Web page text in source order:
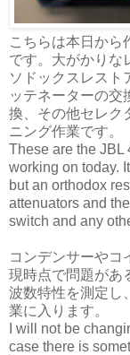
こちらは本日から
です。大がかりな
ソドックスレスト
ッテネーターの交
換、その他セレク
ニング作業です。
These are the JBL
working on today.
but an orthodox
attenuators and
switch and any
コンデンサーやコ
現時点で問題があ
波数特性を測定し
業に入ります。
I will not be
case there is